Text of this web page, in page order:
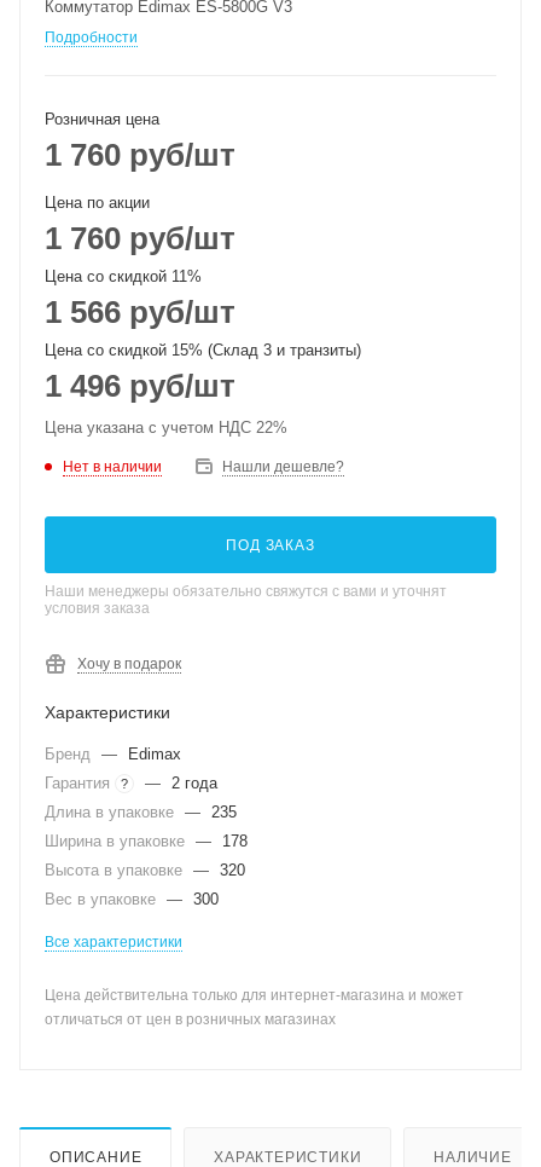
Коммутатор Edimax ES-5800G V3
Подробности
Розничная цена
1 760 руб/шт
Цена по акции
1 760 руб/шт
Цена со скидкой 11%
1 566 руб/шт
Цена со скидкой 15% (Склад 3 и транзиты)
1 496 руб/шт
Цена указана с учетом НДС 22%
Нет в наличии Нашли дешевле?
ПОД ЗАКАЗ
Наши менеджеры обязательно свяжутся с вами и уточнят
условия заказа
Хочу в подарок
Характеристики
Бренд —
Edimax
Гарантия
? — 2 года
Длина в упаковке — 235
Ширина в упаковке —
178
Высота в упаковке — 320
Вес в упаковке — 300
Все характеристики
Цена действительна только для интернет-магазина и может
отличаться от цен в розничных магазинах
ОПИСАНИЕ ХАРАКТЕРИСТИКИ НАЛИЧИЕ